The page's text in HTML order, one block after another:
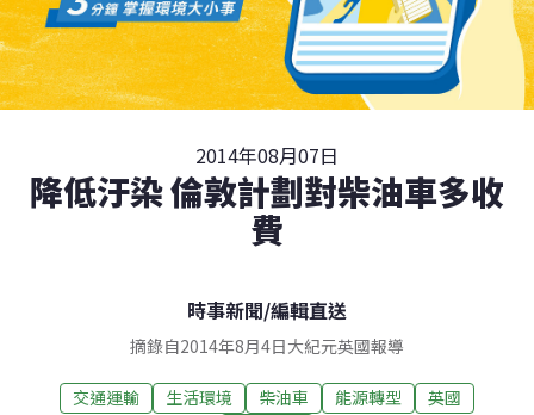
2014年08月07日
降低汙染 倫敦計劃對柴油車多收
費
時事新聞/編輯直送
摘錄自2014年8月4日大紀元英國報導
交通運輸 生活環境 柴油車 能源轉型
英國